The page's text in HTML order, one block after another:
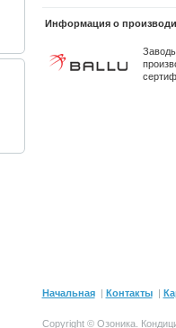
Информация о
Начальная| Контакты|
Copyright © Озоника.